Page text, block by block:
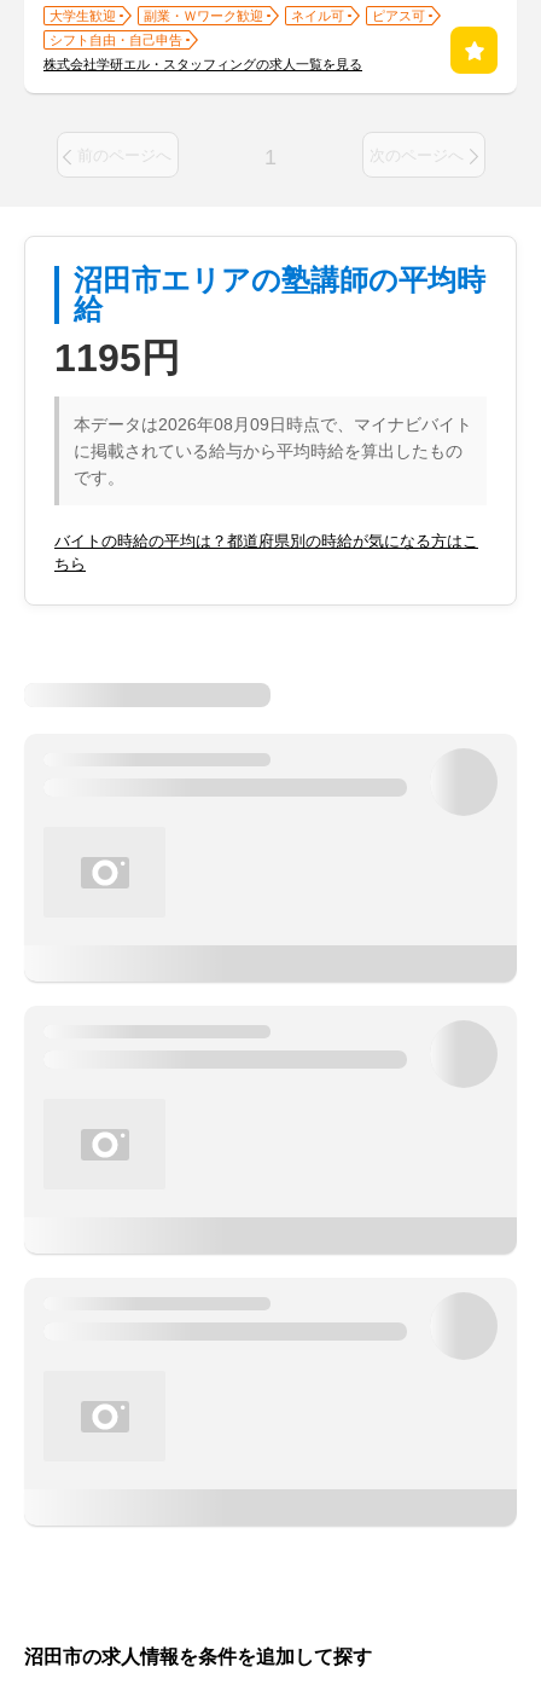
大学生歓迎 副業・Ｗワーク歓迎 ネイル可
ピアス可
シフト自由・自己申告
株式会社学研エル・スタッフィングの求人一覧を見る
前のページへ 1 次のページへ
沼田市エリアの塾講師の平均時
給
1195円
本データは2026年08月09日時点で、マイナビバイト
に掲載されている給与から平均時給を算出したもの
です。
バイトの時給の平均は？都道府県別の時給が気になる方はこ
ちら
沼田市の求人情報を条件を追加して探す